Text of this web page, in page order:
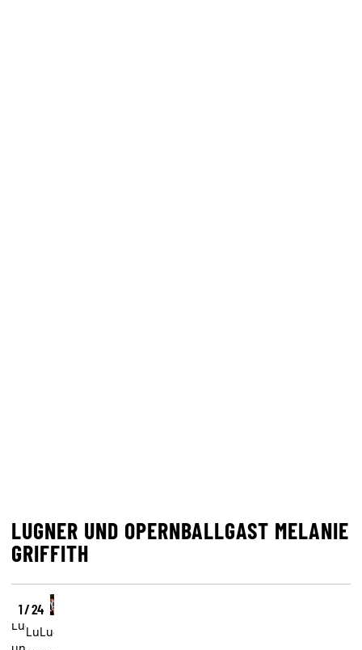
LUGNER UND OPERNBALLGAST MELANIE
GRIFFITH
1 / 24
Lugner
LugnerLugner